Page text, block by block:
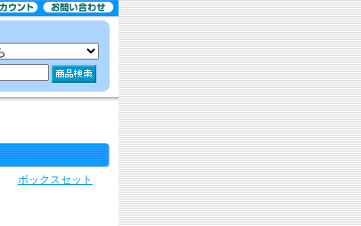
ボックスセット